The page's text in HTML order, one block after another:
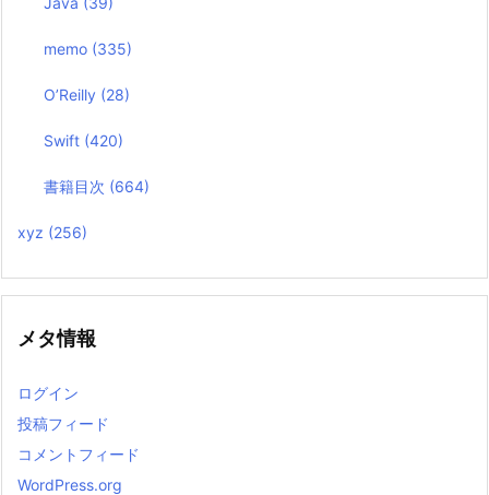
memo (335)
O’Reilly (28)
Swift (420)
書籍目次 (664)
xyz (256)
メタ情報
ログイン
投稿フィード
コメントフィード
WordPress.org